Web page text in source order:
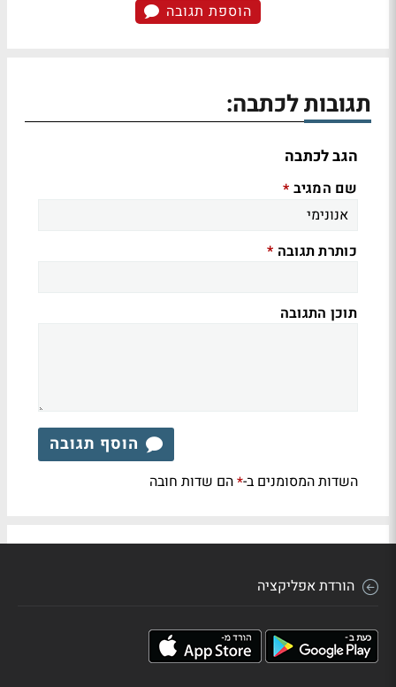
הוספת תגובה
תגובות לכתבה:
הגב לכתבה
שם המגיב *
כותרת תגובה *
תוכן התגובה
הוסף תגובה
השדות המסומנים ב-*הם שדות חובה
הורדת אפליקציה